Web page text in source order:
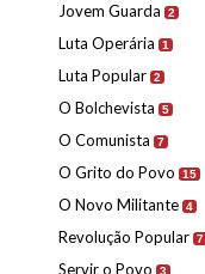
Jovem Guarda 2
Luta Operária 1
Luta Popular 2
O Bolchevista 5
O Comunista 7
O Grito do Povo 15
O Novo Militante 4
Revolução Popular 7
Servir o Povo 3